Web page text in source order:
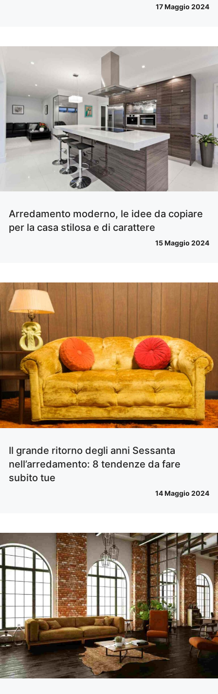
17 Maggio 2024
Arredamento moderno, le idee da copiare
per la casa stilosa e di carattere
15 Maggio 2024
Il grande ritorno degli anni Sessanta
nell’arredamento: 8 tendenze da fare
subito tue
14 Maggio 2024